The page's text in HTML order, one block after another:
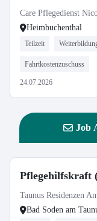
Care Pflegedienst
Heimbuchenthal
Teilzeit
Fahrtkostenzuschuss
24.07.2026
Job
Pflegehilfskraft
Taunus Residenzen
Bad Soden am